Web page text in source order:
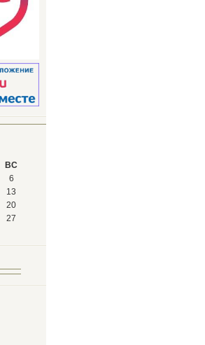
ВС
6
13
20
27